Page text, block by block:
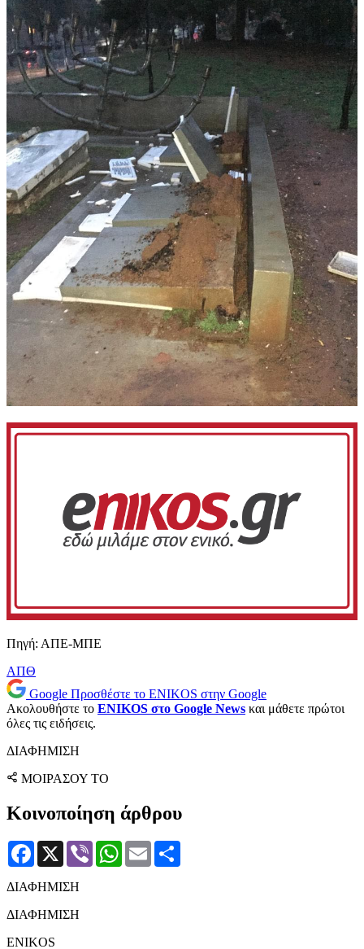
Πηγή: ΑΠΕ-ΜΠΕ
ΑΠΘ
Google Προσθέστε το ENIKOS στην Google
Ακολουθήστε το ENIKOS στο Google News και μάθετε πρώτοι
όλες τις ειδήσεις.
ΔΙΑΦΗΜΙΣΗ
ΜΟΙΡΑΣΟΥ ΤΟ
Κοινοποίηση άρθρου
Facebook
X Viber WhatsApp
Email
ΔΙΑΦΗΜΙΣΗ
ΔΙΑΦΗΜΙΣΗ
ENIKOS